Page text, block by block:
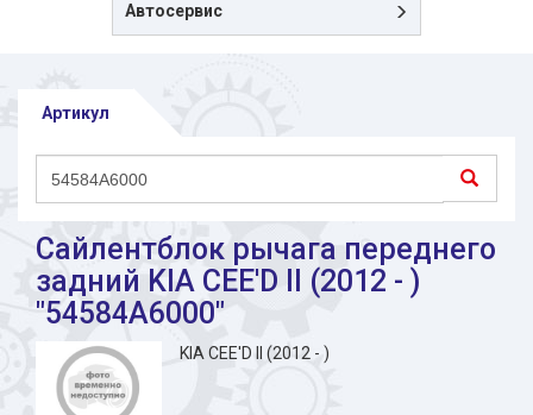
Автосервис
Артикул
Сайлентблок рычага переднего
задний KIA CEE'D II (2012 - )
"54584A6000"
KIA CEE'D II (2012 - )